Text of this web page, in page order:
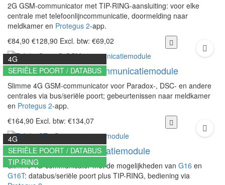
2G GSM-communicator met TIP-RING-aansluiting: voor elke
centrale met telefoonlijncommunicatie, doormelding naar
meldkamer en Protegus 2-app.
€84,90 €128,90 Excl. btw: €69,02
4G
SERIËLE POORT / DATABUS
Trikdis G16 4G GSM communicatiemodule
Slimme 4G GSM-communicator voor Paradox-, DSC- en andere
centrales via bus/seriële poort; gebeurtenissen naar meldkamer
en Protegus 2-app.
€164,90 Excl. btw: €134,07
4G
SERIËLE POORT / DATABUS
TIP-RING
Trikdis GT 4G communicatiemodule
Slimme 4G-communicator met de mogelijkheden van G16 en
G16T: databus/seriële poort plus TIP-RING, bediening via